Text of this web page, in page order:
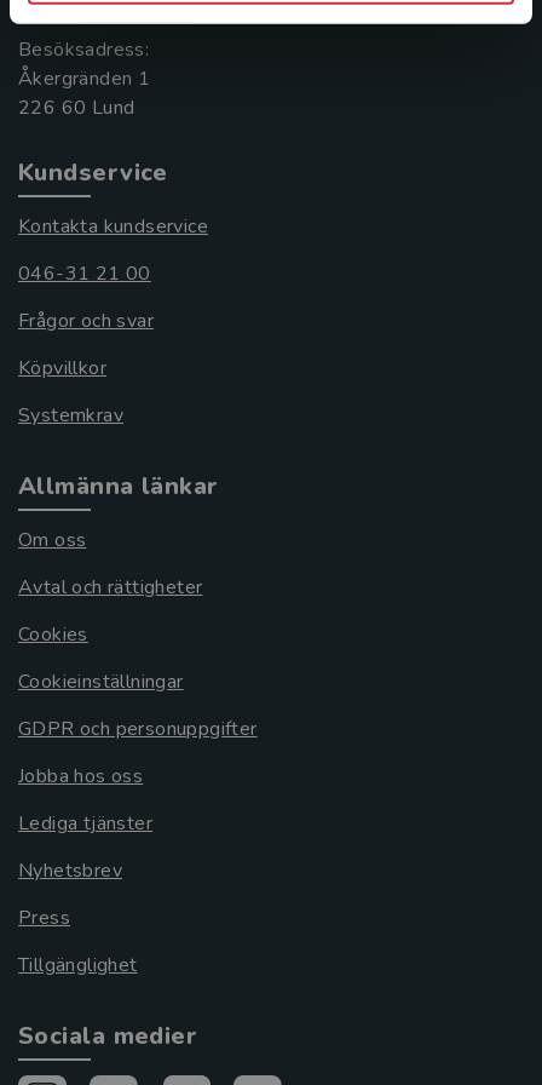
Besöksadress:
Åkergränden 1
Kundservice
Kontakta kundservice
046-31 21 00
Frågor och svar
Köpvillkor
Systemkrav
Allmänna länkar
Om oss
Avtal och rättigheter
Cookies
Cookieinställningar
GDPR och personuppgifter
Jobba hos oss
Lediga tjänster
Nyhetsbrev
Press
Tillgänglighet
Sociala medier